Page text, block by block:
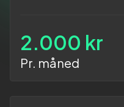
2.000 kr
Pr. måned